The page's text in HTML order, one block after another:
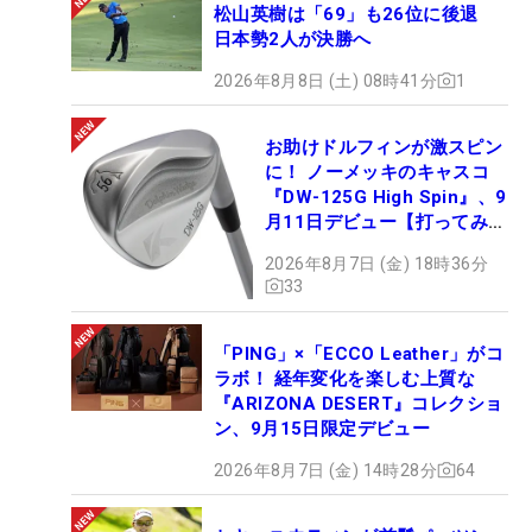
松山英樹は「69」も26位に後退
日本勢2人が決勝へ
2026年8月8日 (土) 08時41分 1
お助けドルフィンが激スピン
に！ ノーメッキのキャスコ
『DW-125G High Spin』、9
月11日デビュー【打ってみ
2026年8月7日 (金) 18時36分
33
「PING」×「ECCO Leather」がコ
ラボ！ 経年変化を楽しむ上質な
『ARIZONA DESERT』コレクショ
ン、9月15日限定デビュー
2026年8月7日 (金) 14時28分 64